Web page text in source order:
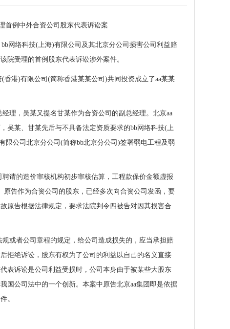
例中外合资公司股东代表诉讼案
网络科技(上海)有限公司及其北京分公司损害公司利益赔
院受理的首例股东代表诉讼涉外案件。
港)有限公司(简称香港某某公司)共同投资成立了aa某某
，吴某又提名甘某作为合资公司的副总经理。北京aa
吴某、甘某先后与不具备法定资质要求的bb网络科技(上
限公司北京分公司(简称bb北京分公司)签署弱电工程及弱
请的造价审核机构初步审核估算，工程款保价金额虚报
告作为合资公司的股东，已经多次向合资公司发函，要
原告根据法律规定，要求法院判令四被告对因其损害合
者公司章程的规定，给公司造成损失的，应当承担赔
拒绝诉讼，股东有权为了公司的利益以自己的名义直接
表诉讼是公司利益受损时，公司本身由于被某些大股东
国公司法中的一个创新。本案中原告北京aa集团即是依据
。